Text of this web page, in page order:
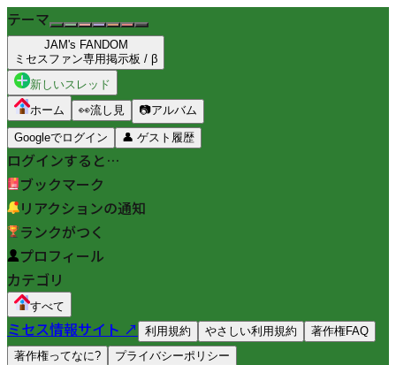
テーマ
JAM's FANDOM
ミセスファン専用掲示板 / β
新しいスレッド
ホーム
👀流し見 📷アルバム
Googleでログイン 👤 ゲスト履歴
ログインすると…
ブックマーク
リアクションの通知
ランクがつく
プロフィール
カテゴリ
すべて
ミセス情報サイト ↗ 利用規約 やさしい利用規約
著作権FAQ
著作権ってなに?
プライバシーポリシー